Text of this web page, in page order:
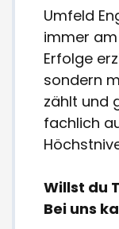
Umfeld
immer am
Erfolge
sondern
zählt und
fachlich
Willst du
Bei uns